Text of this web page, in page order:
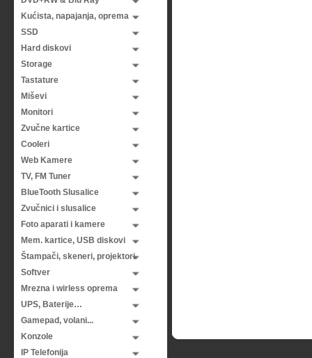
Kućista, napajanja, oprema
SSD
Hard diskovi
Storage
Tastature
Miševi
Monitori
Zvučne kartice
Cooleri
Web Kamere
TV, FM Tuner
BlueTooth Slusalice
Zvučnici i slusalice
Foto aparati i kamere
Mem. kartice, USB diskovi
Štampači, skeneri, projektori
Softver
Mrezna i wirless oprema
UPS, Baterije…
Gamepad, volani...
Konzole
IP Telefonija